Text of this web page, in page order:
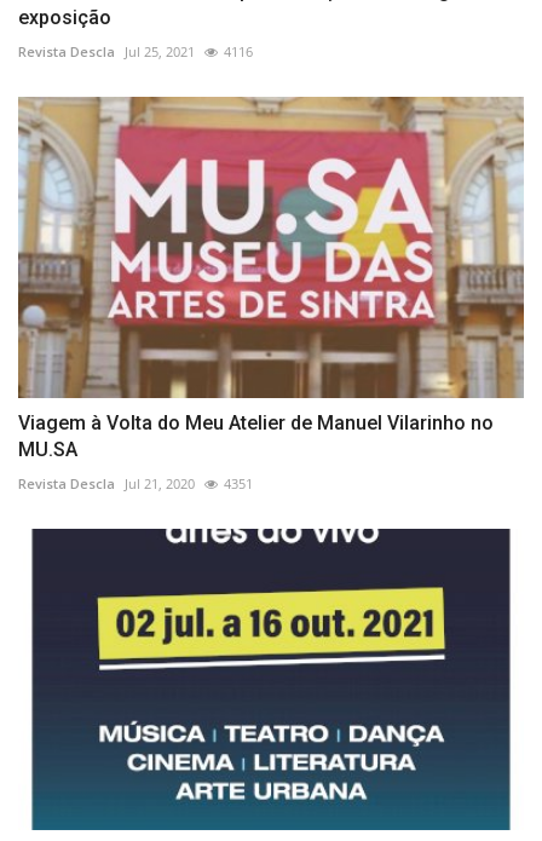
exposição
Revista Descla Jul 25, 2021 4116
Viagem à Volta do Meu Atelier de Manuel Vilarinho no
MU.SA
Revista Descla Jul 21, 2020 4351